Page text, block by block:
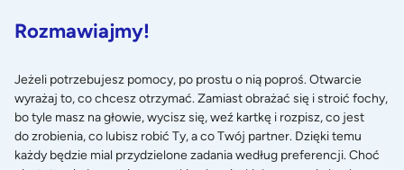
Rozmawiajmy!
Jeżeli potrzebujesz pomocy, po prostu o nią poproś. Otwarcie
wyrażaj to, co chcesz otrzymać. Zamiast obrażać się i stroić fochy,
bo tyle masz na głowie, wycisz się, weź kartkę i rozpisz, co jest
do zrobienia, co lubisz robić Ty, a co Twój partner. Dzięki temu
każdy będzie mial przydzielone zadania według preferencji. Choć